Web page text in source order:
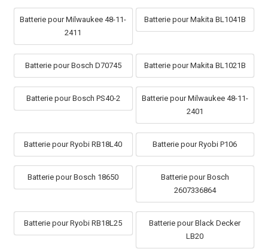
Batterie pour Milwaukee 48-11-
2411
Batterie pour Makita BL1041B
Batterie pour Bosch D70745 Batterie pour Makita BL1021B
Batterie pour Bosch PS40-2
Batterie pour Milwaukee 48-11-
2401
Batterie pour Ryobi RB18L40 Batterie pour Ryobi P106
Batterie pour Bosch 18650
Batterie pour Bosch
2607336864
Batterie pour Ryobi RB18L25
Batterie pour Black Decker
LB20